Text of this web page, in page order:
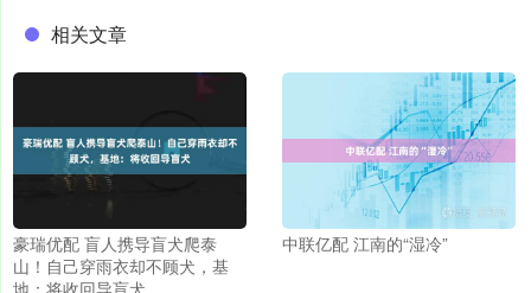
相关文章
豪瑞优配 盲人携导盲犬爬泰
山！自己穿雨衣却不顾犬，基
地：将收回导盲犬
中联亿配 江南的“湿冷”